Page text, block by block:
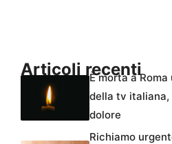
Articoli recenti
È morta a Roma
della tv italiana,
dolore
Richiamo